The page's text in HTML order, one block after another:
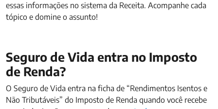
essas informações no sistema da Receita. Acompanhe cada
tópico e domine o assunto!
Seguro de Vida entra no Imposto
de Renda?
O Seguro de Vida entra na ficha de “Rendimentos Isentos e
Não Tributáveis” do Imposto de Renda quando você recebe